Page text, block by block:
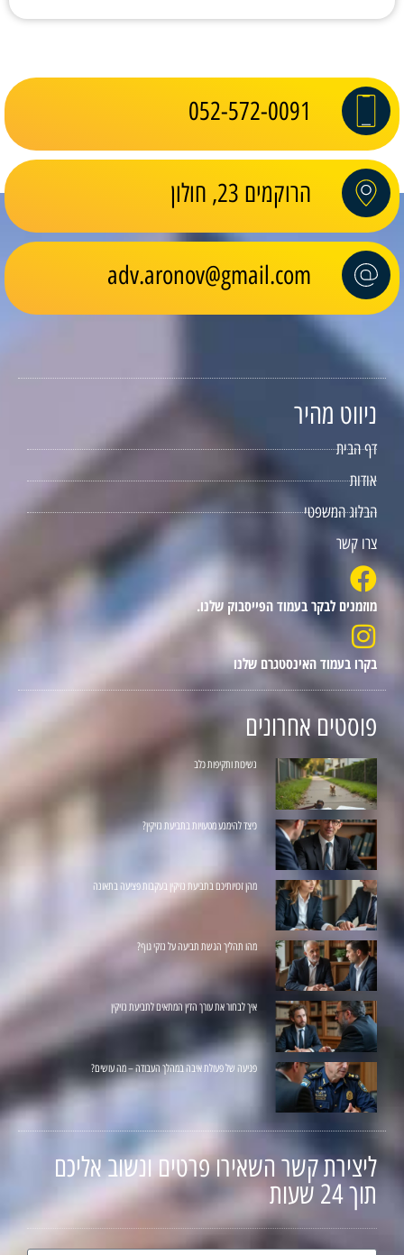
052-572-0091
הרוקמים 23, חולון
adv.aronov@gmail.com
ניווט מהיר
דף הבית
אודות
הבלוג המשפטי
צרו קשר
מוזמנים לבקר בעמוד הפייסבוק שלנו.
בקרו בעמוד האינסטגרם שלנו
פוסטים אחרונים
נשיכות ותקיפות כלב
כיצד להימנע מטעויות בתביעת נזיקין?
מהן זכויותיכם בתביעת נזיקין בעקבות פציעה בתאונה
מהו תהליך הגשת תביעה על נזקי גוף?
איך לבחור את עורך הדין המתאים לתביעת נזיקין
פגיעה של פעולת איבה במהלך העבודה – מה עושים?
ליצירת קשר השאירו פרטים ונשוב אליכם
תוך 24 שעות